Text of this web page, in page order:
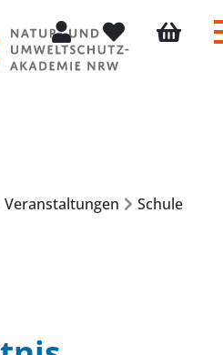
Mein KontoMerkliste
Veranstaltungen
Schule